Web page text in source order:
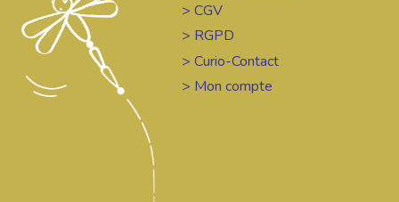
> CGV
> RGPD
> Curio-Contact
> Mon compte